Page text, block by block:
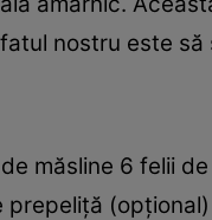
nostru este
măsline 6 felii
prepeliţă